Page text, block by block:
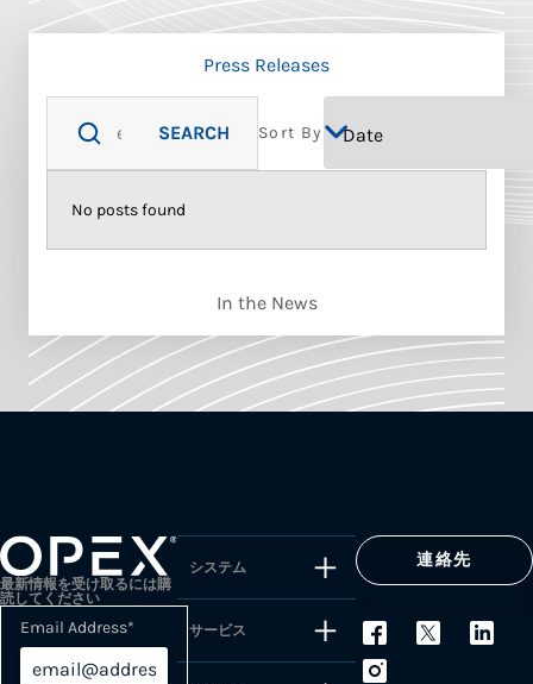
Press Releases
In the News
SEARCH Sort By
No posts found
最新情報を受け取るには購
読してください
Email Address*
システム
サービス
連絡先